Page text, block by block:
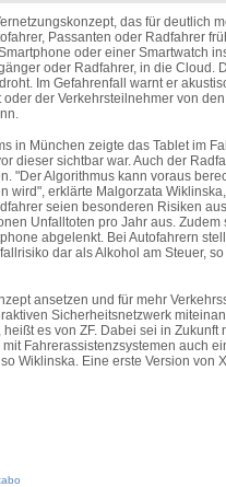
das für deutlich
Passanten oder Radfahrer
oder einer Smartwatch
oder Radfahrer, in die Cloud.
Im Gefahrenfall warnt er
der Verkehrsteilnehmer von
in München zeigte das Tablet im
dieser sichtbar war. Auch der
"Der Algorithmus kann voraus
erklärte Malgorzata
seien besonderen Risiken
Unfalltoten pro Jahr aus. Zudem
abgelenkt. Bei Autofahrern
dar als Alkohol am Steuer,
ansetzen und für mehr
Sicherheitsnetzwerk
es von ZF. Dabei sei in Zukunft
Fahrerassistenzsystemen auch
Wiklinska. Eine erste Version von